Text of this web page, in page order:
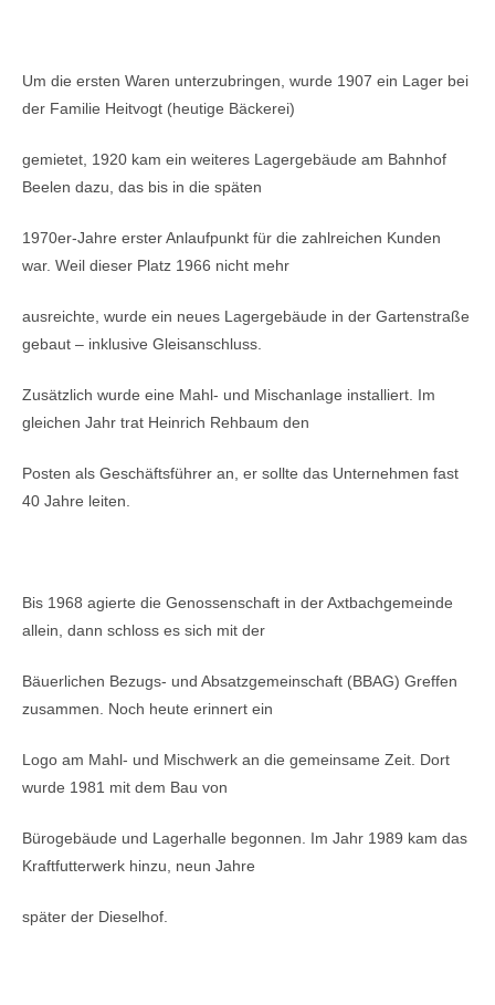
Um die ersten Waren unterzubringen, wurde 1907 ein Lager bei
der Familie Heitvogt (heutige Bäckerei)
gemietet, 1920 kam ein weiteres Lagergebäude am Bahnhof
Beelen dazu, das bis in die späten
1970er-Jahre erster Anlaufpunkt für die zahlreichen Kunden
war. Weil dieser Platz 1966 nicht mehr
ausreichte, wurde ein neues Lagergebäude in der Gartenstraße
gebaut – inklusive Gleisanschluss.
Zusätzlich wurde eine Mahl- und Mischanlage installiert. Im
gleichen Jahr trat Heinrich Rehbaum den
Posten als Geschäftsführer an, er sollte das Unternehmen fast
40 Jahre leiten.
Bis 1968 agierte die Genossenschaft in der Axtbachgemeinde
allein, dann schloss es sich mit der
Bäuerlichen Bezugs- und Absatzgemeinschaft (BBAG) Greffen
zusammen. Noch heute erinnert ein
Logo am Mahl- und Mischwerk an die gemeinsame Zeit. Dort
wurde 1981 mit dem Bau von
Bürogebäude und Lagerhalle begonnen. Im Jahr 1989 kam das
Kraftfutterwerk hinzu, neun Jahre
später der Dieselhof.